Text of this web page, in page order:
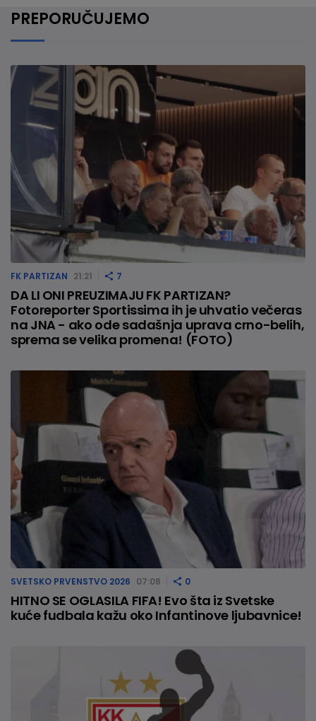
PREPORUČUJEMO
FK PARTIZAN 21:21 7
DA LI ONI PREUZIMAJU FK PARTIZAN?
Fotoreporter Sportissima ih je uhvatio večeras
na JNA - ako ode sadašnja uprava crno-belih,
sprema se velika promena! (FOTO)
SVETSKO PRVENSTVO 2026 07:08 0
HITNO SE OGLASILA FIFA! Evo šta iz Svetske
kuće fudbala kažu oko Infantinove ljubavnice!